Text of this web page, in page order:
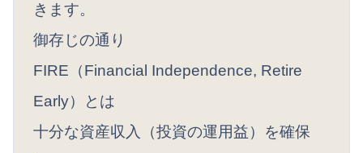
きます。
御存じの通り
FIRE（Financial Independence, Retire
Early）とは
十分な資産収入（投資の運用益）を確保